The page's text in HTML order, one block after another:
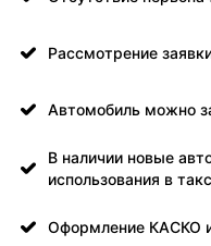
Рассмотрение
Автомобиль можно
В наличии новые
использования в
Оформление КАСКО